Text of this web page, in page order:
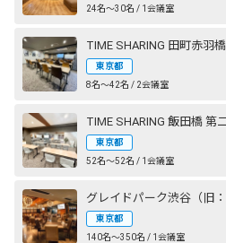
24名〜30名 / 1会議室
TIME SHARING 田町赤羽橋
東京都
8名〜42名 / 2会議室
東京都
52名〜52名 / 1会議室
東京都
140名〜350名 / 1会議室